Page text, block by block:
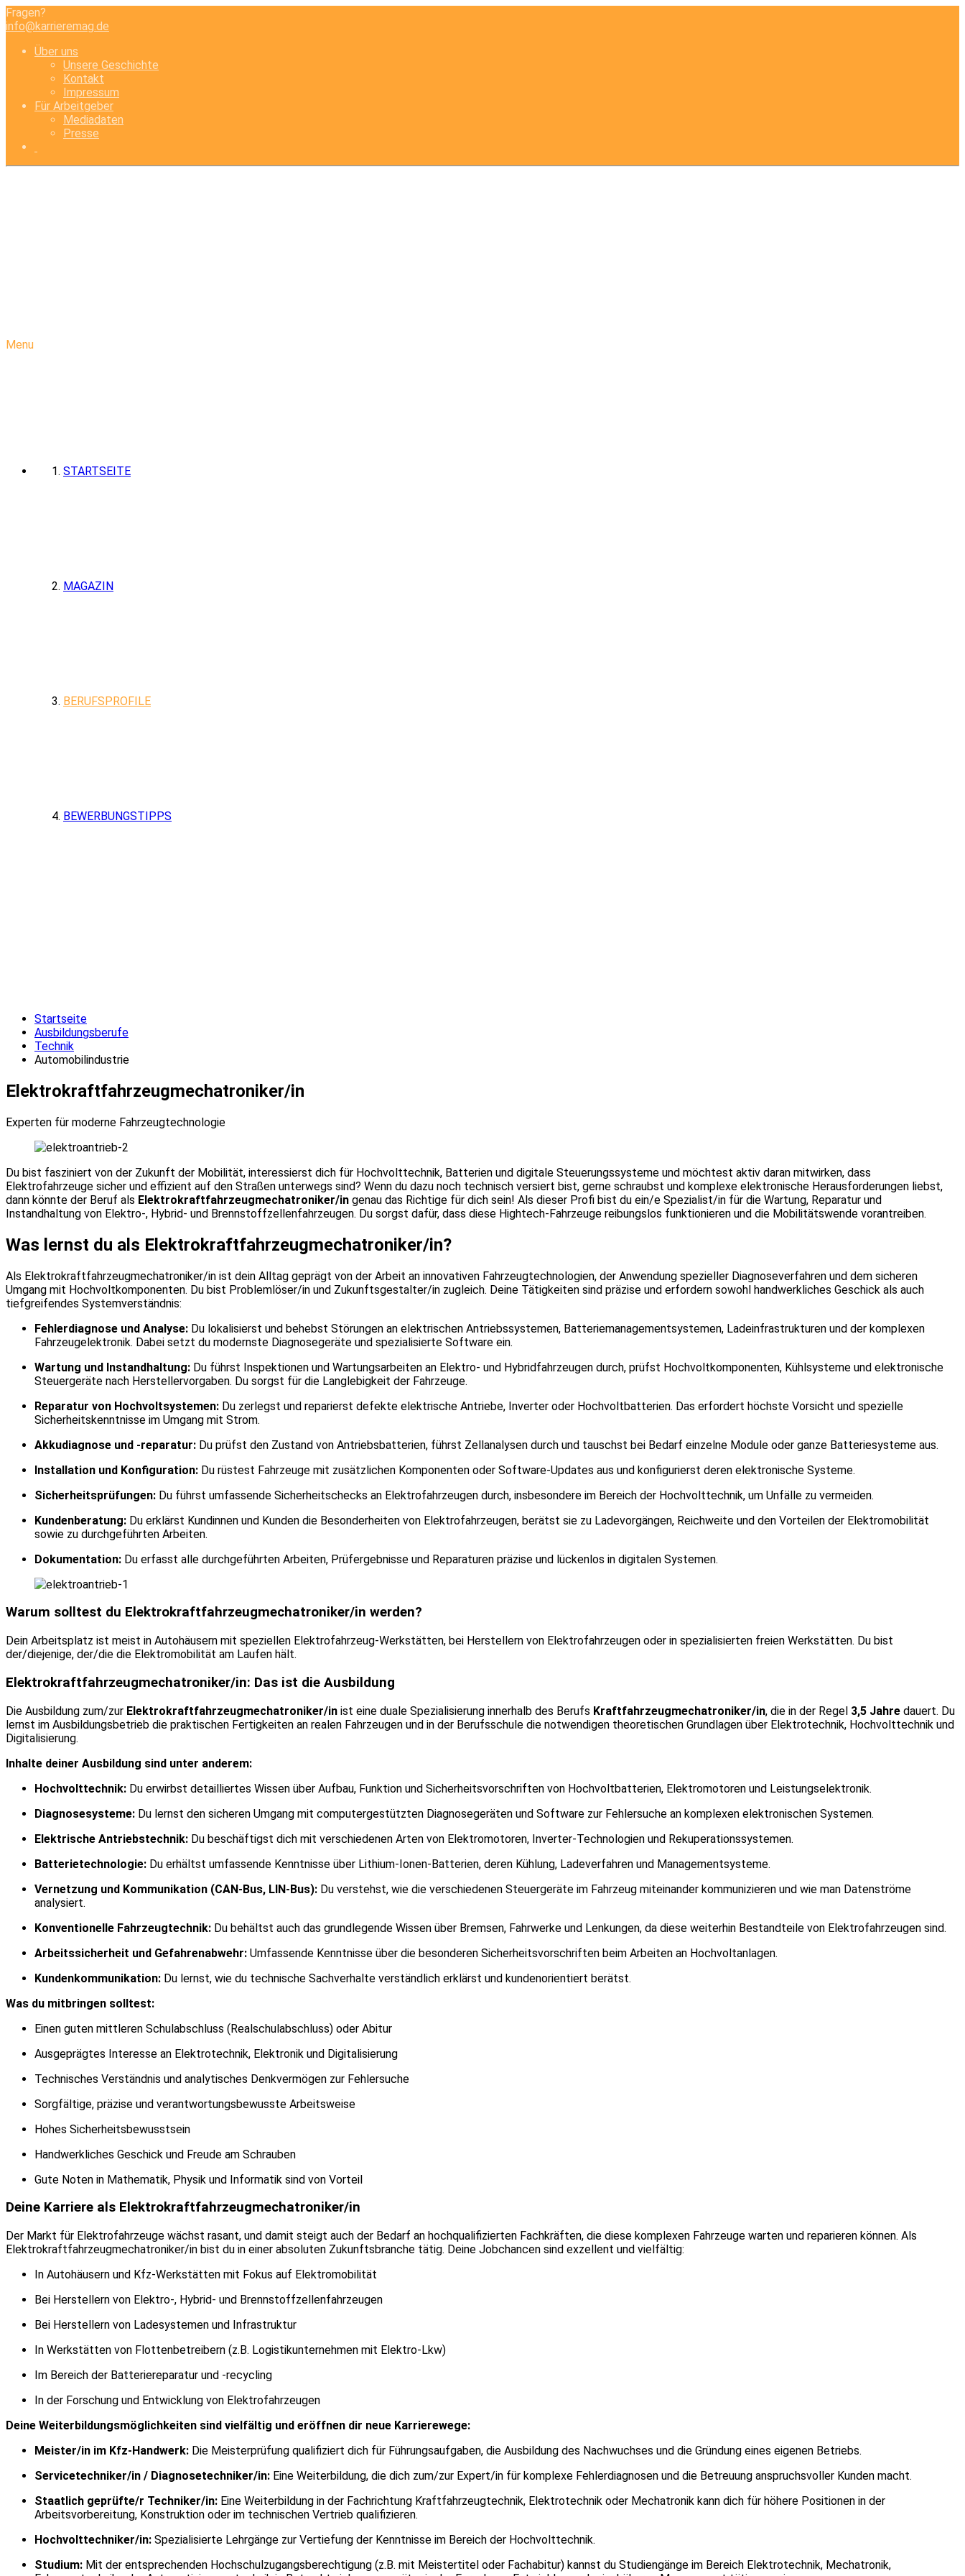
Fragen?
info@karrieremag.de
Über uns
Unsere Geschichte
Kontakt
Impressum
Für Arbeitgeber
Mediadaten
Presse
Menu
STARTSEITE
MAGAZIN
BERUFSPROFILE
BEWERBUNGSTIPPS
Startseite
Ausbildungsberufe
Technik
Automobilindustrie
Elektrokraftfahrzeugmechatroniker/in
Experten für moderne Fahrzeugtechnologie
Du bist fasziniert von der Zukunft der Mobilität, interessierst dich für Hochvolttechnik, Batterien und digitale Steuerungssysteme und möchtest aktiv daran mitwirken, dass
Elektrofahrzeuge sicher und effizient auf den Straßen unterwegs sind? Wenn du dazu noch technisch versiert bist, gerne schraubst und komplexe elektronische Herausforderungen liebst,
dann könnte der Beruf als Elektrokraftfahrzeugmechatroniker/in genau das Richtige für dich sein! Als dieser Profi bist du ein/e Spezialist/in für die Wartung, Reparatur und
Instandhaltung von Elektro-, Hybrid- und Brennstoffzellenfahrzeugen. Du sorgst dafür, dass diese Hightech-Fahrzeuge reibungslos funktionieren und die Mobilitätswende vorantreiben.
Was lernst du als Elektrokraftfahrzeugmechatroniker/in?
Als Elektrokraftfahrzeugmechatroniker/in ist dein Alltag geprägt von der Arbeit an innovativen Fahrzeugtechnologien, der Anwendung spezieller Diagnoseverfahren und dem sicheren
Umgang mit Hochvoltkomponenten. Du bist Problemlöser/in und Zukunftsgestalter/in zugleich. Deine Tätigkeiten sind präzise und erfordern sowohl handwerkliches Geschick als auch
tiefgreifendes Systemverständnis:
Fehlerdiagnose und Analyse: Du lokalisierst und behebst Störungen an elektrischen Antriebssystemen, Batteriemanagementsystemen, Ladeinfrastrukturen und der komplexen
Fahrzeugelektronik. Dabei setzt du modernste Diagnosegeräte und spezialisierte Software ein.
Wartung und Instandhaltung: Du führst Inspektionen und Wartungsarbeiten an Elektro- und Hybridfahrzeugen durch, prüfst Hochvoltkomponenten, Kühlsysteme und elektronische
Steuergeräte nach Herstellervorgaben. Du sorgst für die Langlebigkeit der Fahrzeuge.
Reparatur von Hochvoltsystemen: Du zerlegst und reparierst defekte elektrische Antriebe, Inverter oder Hochvoltbatterien. Das erfordert höchste Vorsicht und spezielle
Sicherheitskenntnisse im Umgang mit Strom.
Akkudiagnose und -reparatur: Du prüfst den Zustand von Antriebsbatterien, führst Zellanalysen durch und tauschst bei Bedarf einzelne Module oder ganze Batteriesysteme aus.
Installation und Konfiguration: Du rüstest Fahrzeuge mit zusätzlichen Komponenten oder Software-Updates aus und konfigurierst deren elektronische Systeme.
Sicherheitsprüfungen: Du führst umfassende Sicherheitschecks an Elektrofahrzeugen durch, insbesondere im Bereich der Hochvolttechnik, um Unfälle zu vermeiden.
Kundenberatung: Du erklärst Kundinnen und Kunden die Besonderheiten von Elektrofahrzeugen, berätst sie zu Ladevorgängen, Reichweite und den Vorteilen der Elektromobilität
sowie zu durchgeführten Arbeiten.
Dokumentation: Du erfasst alle durchgeführten Arbeiten, Prüfergebnisse und Reparaturen präzise und lückenlos in digitalen Systemen.
Warum solltest du Elektrokraftfahrzeugmechatroniker/in werden?
Dein Arbeitsplatz ist meist in Autohäusern mit speziellen Elektrofahrzeug-Werkstätten, bei Herstellern von Elektrofahrzeugen oder in spezialisierten freien Werkstätten. Du bist
der/diejenige, der/die die Elektromobilität am Laufen hält.
Elektrokraftfahrzeugmechatroniker/in: Das ist die Ausbildung
Die Ausbildung zum/zur Elektrokraftfahrzeugmechatroniker/in ist eine duale Spezialisierung innerhalb des Berufs Kraftfahrzeugmechatroniker/in, die in der Regel 3,5 Jahre dauert. Du
lernst im Ausbildungsbetrieb die praktischen Fertigkeiten an realen Fahrzeugen und in der Berufsschule die notwendigen theoretischen Grundlagen über Elektrotechnik, Hochvolttechnik und
Digitalisierung.
Inhalte deiner Ausbildung sind unter anderem:
Hochvolttechnik: Du erwirbst detailliertes Wissen über Aufbau, Funktion und Sicherheitsvorschriften von Hochvoltbatterien, Elektromotoren und Leistungselektronik.
Diagnosesysteme: Du lernst den sicheren Umgang mit computergestützten Diagnosegeräten und Software zur Fehlersuche an komplexen elektronischen Systemen.
Elektrische Antriebstechnik: Du beschäftigst dich mit verschiedenen Arten von Elektromotoren, Inverter-Technologien und Rekuperationssystemen.
Batterietechnologie: Du erhältst umfassende Kenntnisse über Lithium-Ionen-Batterien, deren Kühlung, Ladeverfahren und Managementsysteme.
Vernetzung und Kommunikation (CAN-Bus, LIN-Bus): Du verstehst, wie die verschiedenen Steuergeräte im Fahrzeug miteinander kommunizieren und wie man Datenströme
analysiert.
Konventionelle Fahrzeugtechnik: Du behältst auch das grundlegende Wissen über Bremsen, Fahrwerke und Lenkungen, da diese weiterhin Bestandteile von Elektrofahrzeugen sind.
Arbeitssicherheit und Gefahrenabwehr: Umfassende Kenntnisse über die besonderen Sicherheitsvorschriften beim Arbeiten an Hochvoltanlagen.
Kundenkommunikation: Du lernst, wie du technische Sachverhalte verständlich erklärst und kundenorientiert berätst.
Was du mitbringen solltest:
Einen guten mittleren Schulabschluss (Realschulabschluss) oder Abitur
Ausgeprägtes Interesse an Elektrotechnik, Elektronik und Digitalisierung
Technisches Verständnis und analytisches Denkvermögen zur Fehlersuche
Sorgfältige, präzise und verantwortungsbewusste Arbeitsweise
Hohes Sicherheitsbewusstsein
Handwerkliches Geschick und Freude am Schrauben
Gute Noten in Mathematik, Physik und Informatik sind von Vorteil
Deine Karriere als Elektrokraftfahrzeugmechatroniker/in
Der Markt für Elektrofahrzeuge wächst rasant, und damit steigt auch der Bedarf an hochqualifizierten Fachkräften, die diese komplexen Fahrzeuge warten und reparieren können. Als
Elektrokraftfahrzeugmechatroniker/in bist du in einer absoluten Zukunftsbranche tätig. Deine Jobchancen sind exzellent und vielfältig:
In Autohäusern und Kfz-Werkstätten mit Fokus auf Elektromobilität
Bei Herstellern von Elektro-, Hybrid- und Brennstoffzellenfahrzeugen
Bei Herstellern von Ladesystemen und Infrastruktur
In Werkstätten von Flottenbetreibern (z.B. Logistikunternehmen mit Elektro-Lkw)
Im Bereich der Batteriereparatur und -recycling
In der Forschung und Entwicklung von Elektrofahrzeugen
Deine Weiterbildungsmöglichkeiten sind vielfältig und eröffnen dir neue Karrierewege:
Meister/in im Kfz-Handwerk: Die Meisterprüfung qualifiziert dich für Führungsaufgaben, die Ausbildung des Nachwuchses und die Gründung eines eigenen Betriebs.
Servicetechniker/in / Diagnosetechniker/in: Eine Weiterbildung, die dich zum/zur Expert/in für komplexe Fehlerdiagnosen und die Betreuung anspruchsvoller Kunden macht.
Staatlich geprüfte/r Techniker/in: Eine Weiterbildung in der Fachrichtung Kraftfahrzeugtechnik, Elektrotechnik oder Mechatronik kann dich für höhere Positionen in der
Arbeitsvorbereitung, Konstruktion oder im technischen Vertrieb qualifizieren.
Hochvolttechniker/in: Spezialisierte Lehrgänge zur Vertiefung der Kenntnisse im Bereich der Hochvolttechnik.
Studium: Mit der entsprechenden Hochschulzugangsberechtigung (z.B. mit Meistertitel oder Fachabitur) kannst du Studiengänge im Bereich Elektrotechnik, Mechatronik,